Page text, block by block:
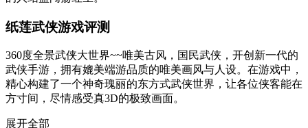
纸莲武侠游戏评测
360度全景武侠大世界~~唯美古风，国民武侠，开创新一代的
武侠手游，拥有媲美端游品质的唯美画风与人设。在游戏中，
精心构建了一个神奇瑰丽的东方式武侠世界，让各位侠客能在
方寸间，尽情感受真3D的极致画面。
展开全部